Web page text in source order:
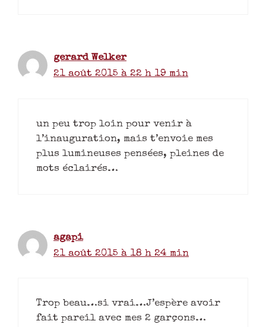
gerard Welker
21 août 2015 à 22 h 19 min
un peu trop loin pour venir à
l’inauguration, mais t’envoie mes
plus lumineuses pensées, pleines de
mots éclairés…
agapi
21 août 2015 à 18 h 24 min
Trop beau…si vrai…J’espère avoir
fait pareil avec mes 2 garçons…